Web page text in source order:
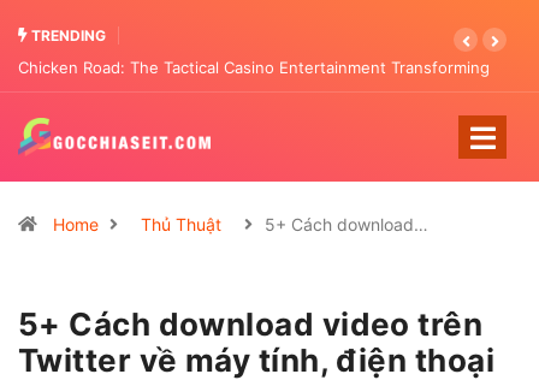
TRENDING
Chicken Road: The Tactical Casino Entertainment Transforming
Home Thủ Thuật 5+ Cách download…
5+ Cách download video trên
Twitter về máy tính, điện thoại